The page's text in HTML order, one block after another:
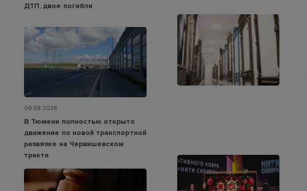
ДТП, двое погибли
06.08.2026
В Тюмени полностью открыто
движение по новой транспортной
развязке на Червишевском
тракте